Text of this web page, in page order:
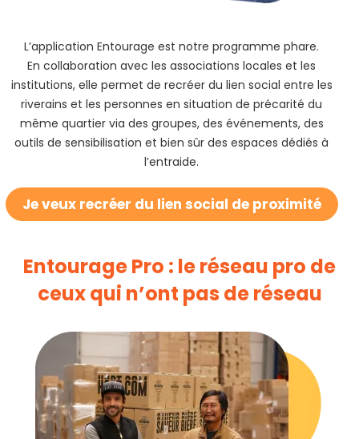
L’application Entourage est notre programme phare.
En collaboration avec les associations locales et les
institutions, elle permet de recréer du lien social entre les
riverains et les personnes en situation de précarité du
même quartier via des groupes, des événements, des
outils de sensibilisation et bien sûr des espaces dédiés à
l’entraide.
Je veux recréer du lien social de proximité
Entourage Pro : le réseau pro de
ceux qui n’ont pas de réseau